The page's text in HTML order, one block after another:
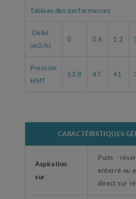
Tableau des performances
Débit
(m3/h)
0 0,6 1,2
Pression
HMT
53,8 47 41
CARACTÉRISTIQUES
Aspiration
sur
Puits -
enterré ou
direct sur